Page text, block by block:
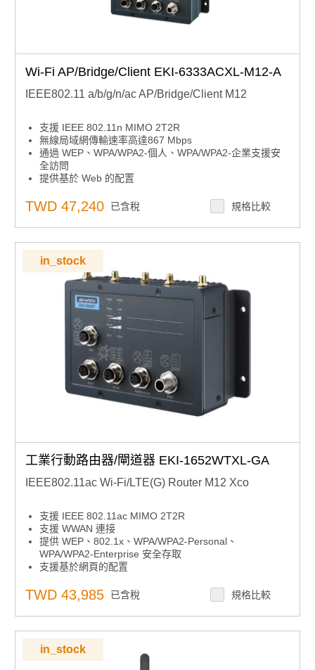
Wi-Fi AP/Bridge/Client EKI-6333ACXL-M12-A
IEEE802.11 a/b/g/n/ac AP/Bridge/Client M12
支援 IEEE 802.11n MIMO 2T2R
無線局域網傳輸速率高達867 Mbps
通過 WEP、WPA/WPA2-個人、WPA/WPA2-企業支援安
全訪問
提供基於 Web 的配置
雙射頻模組設計
防振M12設計
寬範圍電源輸入 24/48/72/96/110 VDC
TWD 47,240 已含稅 規格比較
in_stock
工業行動路由器/閘道器 EKI-1652WTXL-GA
IEEE802.11ac Wi-Fi/LTE(G) Router M12 Xco
支援 IEEE 802.11ac MIMO 2T2R
支援 WWAN 連接
提供 WEP、802.1x、WPA/WPA2-Personal、
WPA/WPA2-Enterprise 安全存取
支援基於網頁的配置
彈性設計支援 LTE/Wi-Fi
防振的 M12 設計
寬範圍電源輸入 24/48/72/96/110 VDC
TWD 43,985 已含稅 規格比較
in_stock